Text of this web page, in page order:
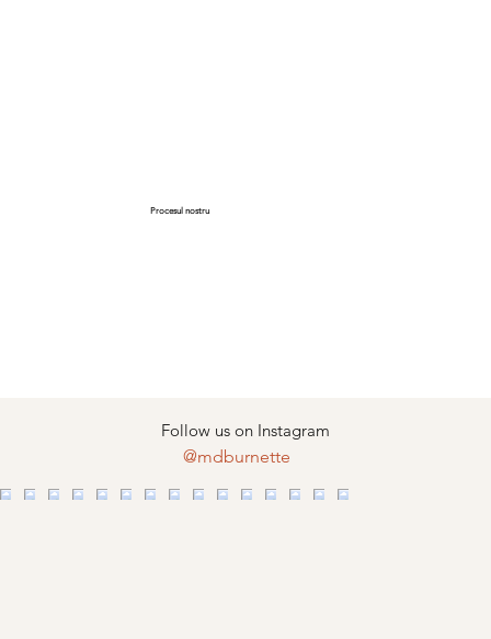
Procesul nostru
Follow us on Instagram
@mdburnette